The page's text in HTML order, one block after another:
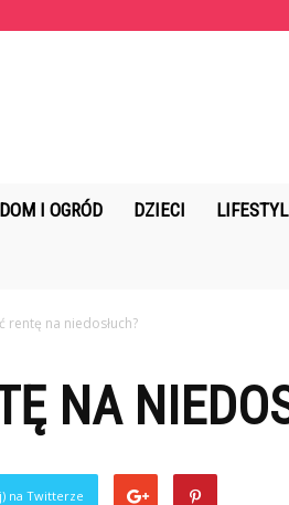
DOM I OGRÓD DZIECI
rentę na niedosłuch?
NA
na Twitterze